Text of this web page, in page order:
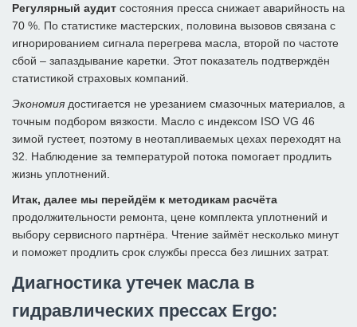
Регулярный аудит состояния пресса снижает аварийность на
70 %. По статистике мастерских, половина вызовов связана с
игнорированием сигнала перегрева масла, второй по частоте
сбой – запаздывание каретки. Этот показатель подтверждён
статистикой страховых компаний.
Экономия достигается не урезанием смазочных материалов, а
точным подбором вязкости. Масло с индексом ISO VG 46
зимой густеет, поэтому в неотапливаемых цехах переходят на
32. Наблюдение за температурой потока помогает продлить
жизнь уплотнений.
Итак, далее мы перейдём к методикам расчёта
продолжительности ремонта, цене комплекта уплотнений и
выбору сервисного партнёра. Чтение займёт несколько минут
и поможет продлить срок службы пресса без лишних затрат.
Диагностика утечек масла в
гидравлических прессах Ergo: